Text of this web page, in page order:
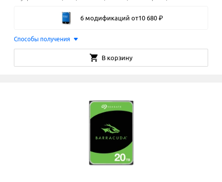
6 модификаций от10 680 ₽
Способы получения
В корзину